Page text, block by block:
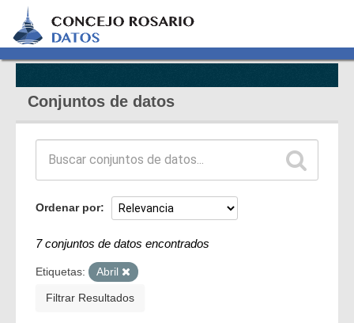
Conjuntos de datos
Ordenar por
7 conjuntos de datos encontrados
Etiquetas: Abril
Filtrar Resultados